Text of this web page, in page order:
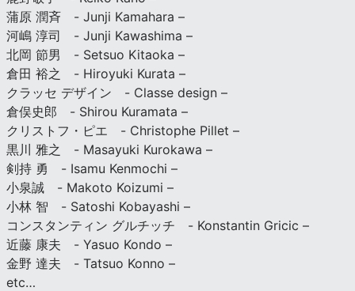
蒲原 潤斉 - Junji Kamahara –
河嶋 淳司 - Junji Kawashima –
北岡 節男 - Setsuo Kitaoka –
倉田 裕之 - Hiroyuki Kurata –
クラッセ デザイン - Classe design –
倉俣史郎 - Shirou Kuramata –
クリストフ・ピエ - Christophe Pillet –
黒川 雅之 - Masayuki Kurokawa –
剣持 勇 - Isamu Kenmochi –
小泉誠 - Makoto Koizumi –
小林 智 - Satoshi Kobayashi –
コンスタンティン グルチッチ - Konstantin Gricic –
近藤 康夫 - Yasuo Kondo –
金野 達夫 - Tatsuo Konno –
etc…